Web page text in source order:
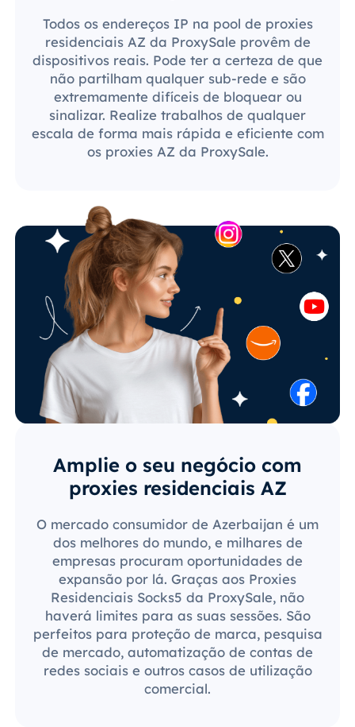
Todos os endereços IP na pool de proxies
residenciais AZ da ProxySale provêm de
dispositivos reais. Pode ter a certeza de que
não partilham qualquer sub-rede e são
extremamente difíceis de bloquear ou
sinalizar. Realize trabalhos de qualquer
escala de forma mais rápida e eficiente com
os proxies AZ da ProxySale.
Amplie o seu negócio com
proxies residenciais AZ
O mercado consumidor de Azerbaijan é um
dos melhores do mundo, e milhares de
empresas procuram oportunidades de
expansão por lá. Graças aos Proxies
Residenciais Socks5 da ProxySale, não
haverá limites para as suas sessões. São
perfeitos para proteção de marca, pesquisa
de mercado, automatização de contas de
redes sociais e outros casos de utilização
comercial.